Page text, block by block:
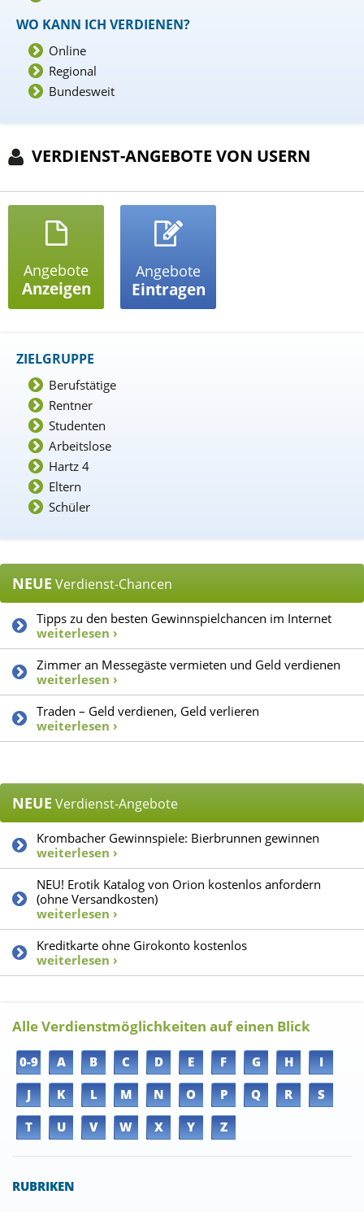
WO KANN ICH VERDIENEN?
Online
Regional
Bundesweit
VERDIENST-ANGEBOTE VON USERN
Angebote
Anzeigen
Angebote
Eintragen
ZIELGRUPPE
Berufstätige
Rentner
Studenten
Arbeitslose
Hartz 4
Eltern
Schüler
NEUE Verdienst-Chancen
Tipps zu den besten Gewinnspielchancen im Internet
weiterlesen ›
Zimmer an Messegäste vermieten und Geld verdienen
weiterlesen ›
Traden – Geld verdienen, Geld verlieren
weiterlesen ›
NEUE Verdienst-Angebote
Krombacher Gewinnspiele: Bierbrunnen gewinnen
weiterlesen ›
NEU! Erotik Katalog von Orion kostenlos anfordern
(ohne Versandkosten)
weiterlesen ›
Kreditkarte ohne Girokonto kostenlos
weiterlesen ›
Alle Verdienstmöglichkeiten auf einen Blick
0-9 A B C D E F G H
I
J
K L M N O P Q R
S
T
U V W X Y Z
RUBRIKEN